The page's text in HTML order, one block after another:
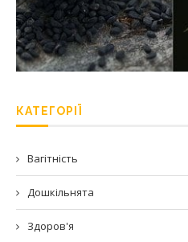
КАТЕГОРІЇ
Вагітність
Дошкільнята
Здоров'я